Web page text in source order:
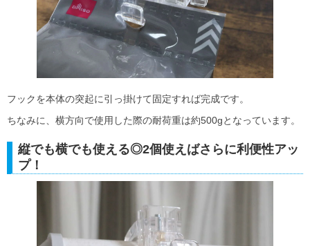
フックを本体の突起に引っ掛けて固定すれば完成です。
ちなみに、横方向で使用した際の耐荷重は約500gとなっています。
縦でも横でも使える◎2個使えばさらに利便性アッ
プ！